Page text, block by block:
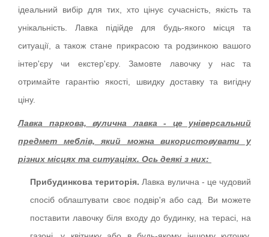
ідеальний вибір для тих, хто цінує сучасність, якість та
унікальність. Лавка підійде для будь-якого місця та
ситуації, а також стане прикрасою та родзинкою вашого
інтер'єру чи екстер'єру. Замовте лавочку у нас та
отримайте гарантію якості, швидку доставку та вигідну
ціну.
Лавка паркова, вулична лавка - це універсальний
предмет меблів, який можна використовувати у
різних місцях та ситуаціях. Ось деякі з них:
Прибудинкова територія. Лавка вулична - це чудовий
спосіб облаштувати своє подвір'я або сад. Ви можете
поставити лавочку біля входу до будинку, на терасі, на